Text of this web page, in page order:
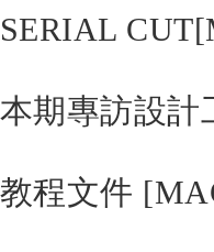
SERIAL
本期專訪設計
教程文件